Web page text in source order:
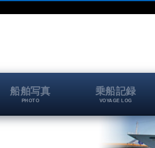
船舶写真
PHOTO
乗船記録
VOYAGE LOG